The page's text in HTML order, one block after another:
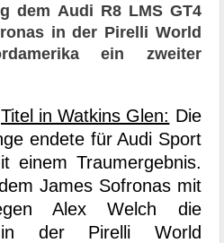
dem Audi R8 LMS GT4
in der Pirelli World
ein zweiter
Titel in Watkins Glen: Die
endete für Audi Sport
einem Traumergebnis.
James Sofronas mit
Alex Welch die
in der Pirelli World